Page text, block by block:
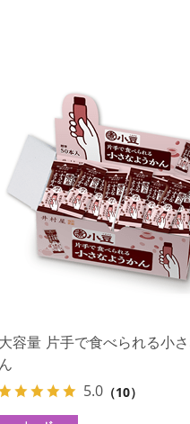
大容量 片手で食べられる小
ん
5.0 （10）